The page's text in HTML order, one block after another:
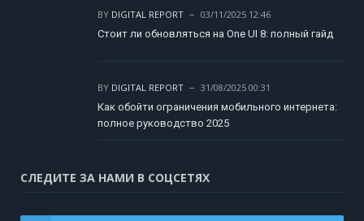
BY DIGITAL REPORT
03/11/2025 12:46
Стоит ли обновляться на One UI 8: полный гайд
BY DIGITAL REPORT
31/08/2025 00:31
Как обойти ограничения мобильного интернета:
полное руководство 2025
СЛЕДИТЕ ЗА НАМИ В СОЦСЕТЯХ